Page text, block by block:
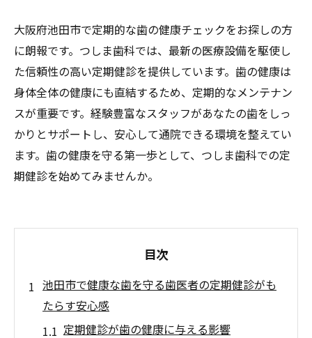
大阪府池田市で定期的な歯の健康チェックをお探しの方
に朗報です。つしま歯科では、最新の医療設備を駆使し
た信頼性の高い定期健診を提供しています。歯の健康は
身体全体の健康にも直結するため、定期的なメンテナン
スが重要です。経験豊富なスタッフがあなたの歯をしっ
かりとサポートし、安心して通院できる環境を整えてい
ます。歯の健康を守る第一歩として、つしま歯科での定
期健診を始めてみませんか。
目次
池田市で健康な歯を守る歯医者の定期健診がも
たらす安心感
定期健診が歯の健康に与える影響